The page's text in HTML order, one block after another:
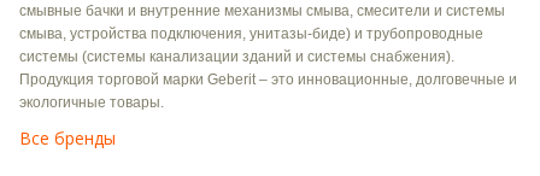
смывные бачки и внутренние механизмы смыва, смесители и системы
смыва, устройства подключения, унитазы-биде) и трубопроводные
системы (системы канализации зданий и системы снабжения).
Продукция торговой марки Geberit – это инновационные, долговечные и
экологичные товары.
Все бренды